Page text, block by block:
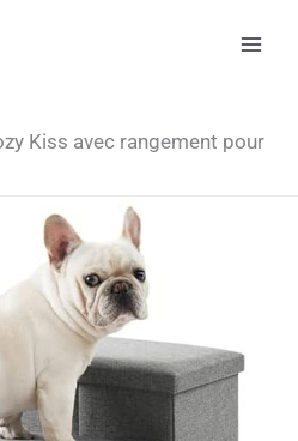
Kiss avec rangement pour